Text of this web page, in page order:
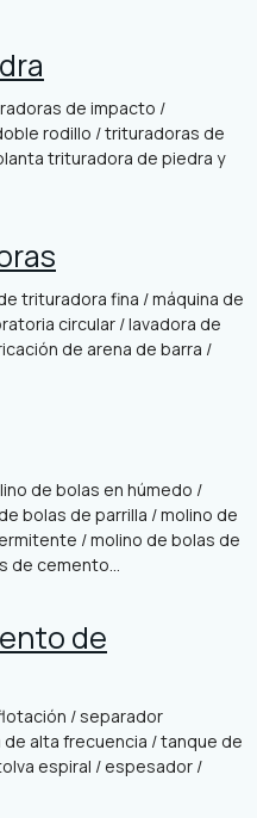
de impacto /
rodillo / trituradoras de
trituradora de piedra y
trituradora fina / máquina de
circular / lavadora de
de arena de barra /
de bolas en húmedo /
bolas de parrilla / molino de
/ molino de bolas de
cemento...
de
/ separador
alta frecuencia / tanque de
espiral / espesador /